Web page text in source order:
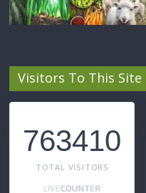
Visitors To This Site
763410
TOTAL VISITORS